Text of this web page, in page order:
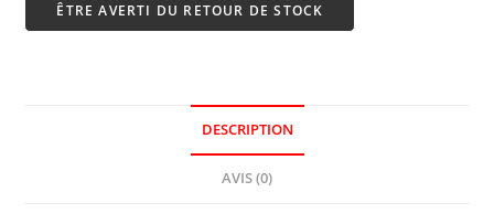
ÊTRE AVERTI DU RETOUR DE STOCK
DESCRIPTION
AVIS (0)